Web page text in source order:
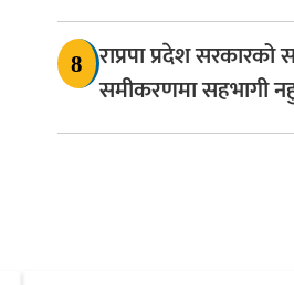
8
राप्रपा प्रदेश सरकारको
समीकरणमा सहभागी